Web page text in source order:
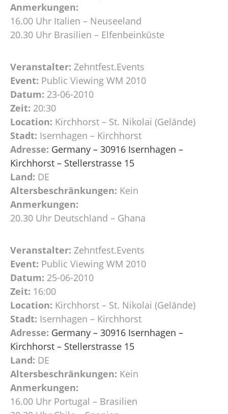
Anmerkungen:
16.00 Uhr Italien – Neuseeland
20.30 Uhr Brasilien – Elfenbeinküste
Veranstalter: Zehntfest.Events
Event: Public Viewing WM 2010
Datum: 23-06-2010
Zeit: 20:30
Location: Kirchhorst – St. Nikolai (Gelände)
Stadt: Isernhagen – Kirchhorst
Adresse: Germany – 30916 Isernhagen –
Kirchhorst – Stellerstrasse 15
Land: DE
Altersbeschränkungen: Kein
Anmerkungen:
20.30 Uhr Deutschland – Ghana
Veranstalter: Zehntfest.Events
Event: Public Viewing WM 2010
Datum: 25-06-2010
Zeit: 16:00
Location: Kirchhorst – St. Nikolai (Gelände)
Stadt: Isernhagen – Kirchhorst
Adresse: Germany – 30916 Isernhagen –
Kirchhorst – Stellerstrasse 15
Land: DE
Altersbeschränkungen: Kein
Anmerkungen:
16.00 Uhr Portugal – Brasilien